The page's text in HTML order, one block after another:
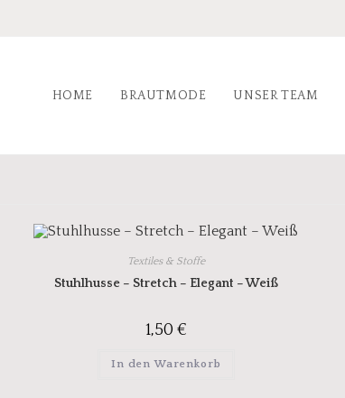
HOME BRAUTMODE UNSER TEAM
Textiles & Stoffe
Stuhlhusse – Stretch – Elegant – Weiß
1,50 €
In den Warenkorb